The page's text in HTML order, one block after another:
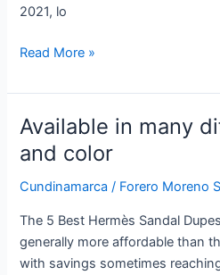
2021, lo
Read More »
Available in many
and color
Cundinamarca / Forero Moreno
The 5 Best Hermès Sandal
generally more affordable than
with savings sometimes
Available
in many different
patterns
and